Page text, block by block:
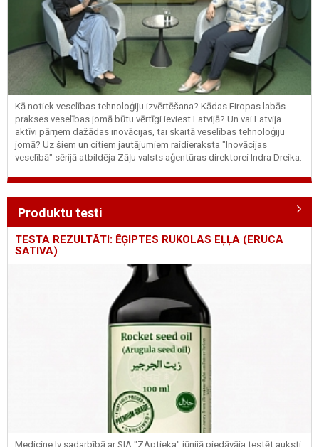
Kā notiek veselības tehnoloģiju izvērtēšana? Kādas Eiropas labās
prakses veselības jomā būtu vērtīgi ieviest Latvijā? Un vai Latvija
aktīvi pārņem dažādas inovācijas, tai skaitā veselības tehnoloģiju
jomā? Uz šiem un citiem jautājumiem raidieraksta "Inovācijas
veselībā" sērijā atbildēja Zāļu valsts aģentūras direktorei Indra Dreika.
Produktu testi
TESTA REZULTĀTI: ĒĢIPTES RUKOLAS EĻĻA (ERUCA
SATIVA)
Medicine.lv sadarbībā ar SIA "ZAptieka" jūnijā piedāvāja testēt auksti